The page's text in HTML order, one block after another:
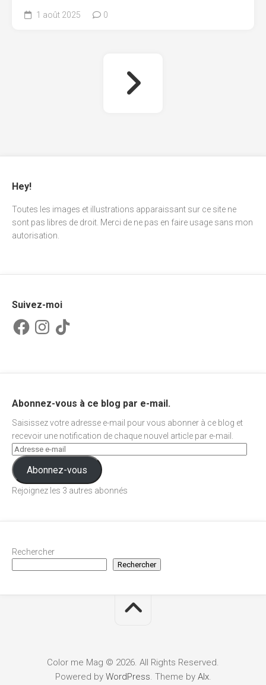
1 août 2025 0
Hey!
Toutes les images et illustrations apparaissant sur ce site ne
sont pas libres de droit. Merci de ne pas en faire usage sans mon
autorisation.
Suivez-moi
FacebookInstagram
TikTok
Abonnez-vous à ce blog par e-mail.
Saisissez votre adresse e-mail pour vous abonner à ce blog et
recevoir une notification de chaque nouvel article par e-mail.
Abonnez-vous
Rejoignez les 3 autres abonnés
Rechercher
Rechercher
Color me Mag © 2026. All Rights Reserved.
Powered by WordPress. Theme by Alx.